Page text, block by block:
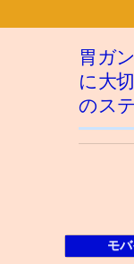
胃ガ
に大
のス
モ